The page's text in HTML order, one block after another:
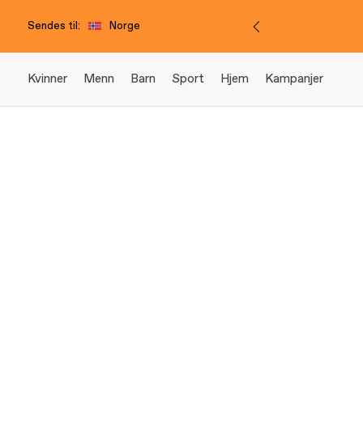
Sendes til: Norge
Kvinner Menn Barn Sport Hjem Kampanjer